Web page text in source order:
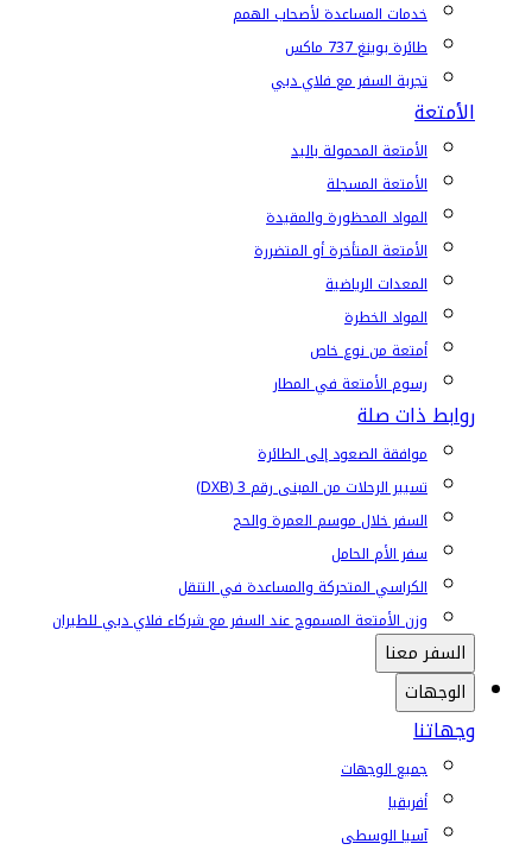
خدمات المساعدة لأصحاب الهمم
طائرة بوينغ 737 ماكس
تجربة السفر مع فلاي دبي
الأمتعة
الأمتعة المحمولة باليد
الأمتعة المسجلة
المواد المحظورة والمقيدة
الأمتعة المتأخرة أو المتضررة
المعدات الرياضية
المواد الخطرة
أمتعة من نوع خاص
رسوم الأمتعة في المطار
روابط ذات صلة
موافقة الصعود إلى الطائرة
تسيير الرحلات من المبنى رقم 3 (DXB)
السفر خلال موسم العمرة والحج
سفر الأم الحامل
الكراسي المتحركة والمساعدة في التنقل
وزن الأمتعة المسموح عند السفر مع شركاء فلاي دبي للطيران
السفر معنا
الوجهات
وجهاتنا
جميع الوجهات
أفريقيا
آسيا الوسطى